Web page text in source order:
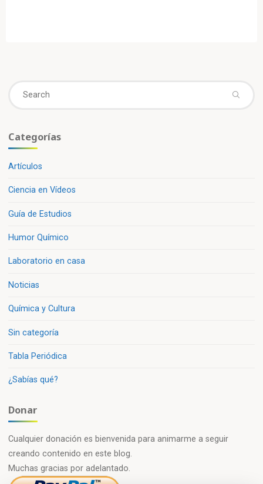
Categorías
Artículos
Ciencia en Vídeos
Guía de Estudios
Humor Químico
Laboratorio en casa
Noticias
Química y Cultura
Sin categoría
Tabla Periódica
¿Sabías qué?
Donar
Cualquier donación es bienvenida para animarme a seguir
creando contenido en este blog.
Muchas gracias por adelantado.